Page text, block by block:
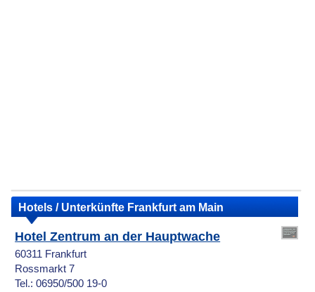
Hotels / Unterkünfte Frankfurt am Main
Hotel Zentrum an der Hauptwache
60311 Frankfurt
Rossmarkt 7
Tel.: 06950/500 19-0